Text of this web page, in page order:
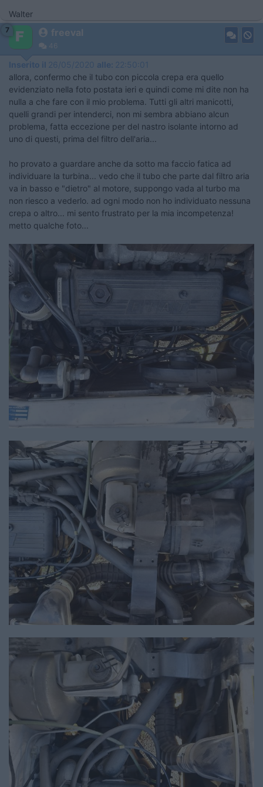
Walter
7 freeval
46
Inserito il 26/05/2020 alle: 22:50:01
allora, confermo che il tubo con piccola crepa era quello
evidenziato nella foto postata ieri e quindi come mi dite non ha
nulla a che fare con il mio problema. Tutti gli altri manicotti,
quelli grandi per intenderci, non mi sembra abbiano alcun
problema, fatta eccezione per del nastro isolante intorno ad
uno di questi, prima del filtro dell'aria...
ho provato a guardare anche da sotto ma faccio fatica ad
individuare la turbina... vedo che il tubo che parte dal filtro aria
va in basso e "dietro" al motore, suppongo vada al turbo ma
non riesco a vederlo. ad ogni modo non ho individuato nessuna
crepa o altro... mi sento frustrato per la mia incompetenza!
metto qualche foto...